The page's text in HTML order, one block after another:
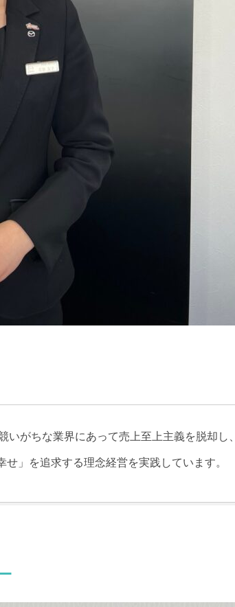
がちな業界にあって売上至上主義を脱却し、
」を追求する理念経営を実践しています。